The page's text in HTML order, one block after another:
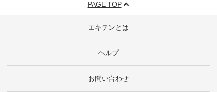
PAGE TOP
エキテンとは
ヘルプ
お問い合わせ